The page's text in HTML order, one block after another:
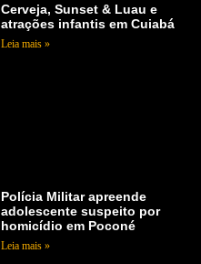
Cerveja, Sunset & Luau e
atrações infantis em Cuiabá
Leia mais »
Polícia Militar apreende
adolescente suspeito por
homicídio em Poconé
Leia mais »